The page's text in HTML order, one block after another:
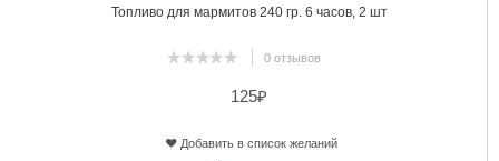
Топливо для мармитов 240 гр. 6 часов, 2 шт
0 отзывов
125₽
Добавить в список желаний